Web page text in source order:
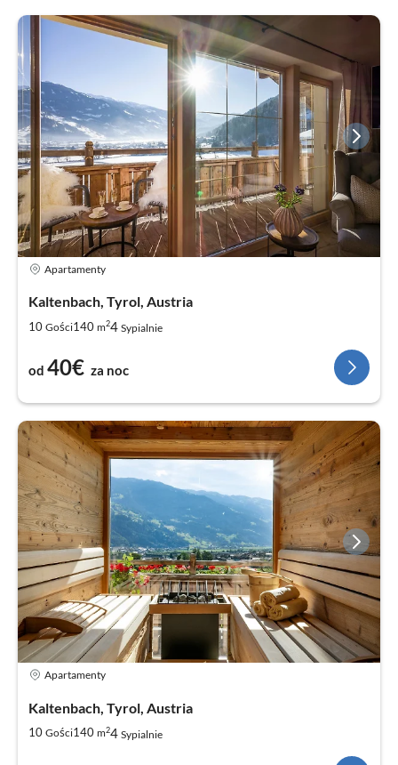
Apartamenty
Kaltenbach, Tyrol, Austria
10 Gości140 m24 Sypialnie
od 40€ za noc
Apartamenty
Kaltenbach, Tyrol, Austria
10 Gości140 m24 Sypialnie